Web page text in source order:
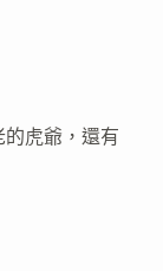
虎爺，還有